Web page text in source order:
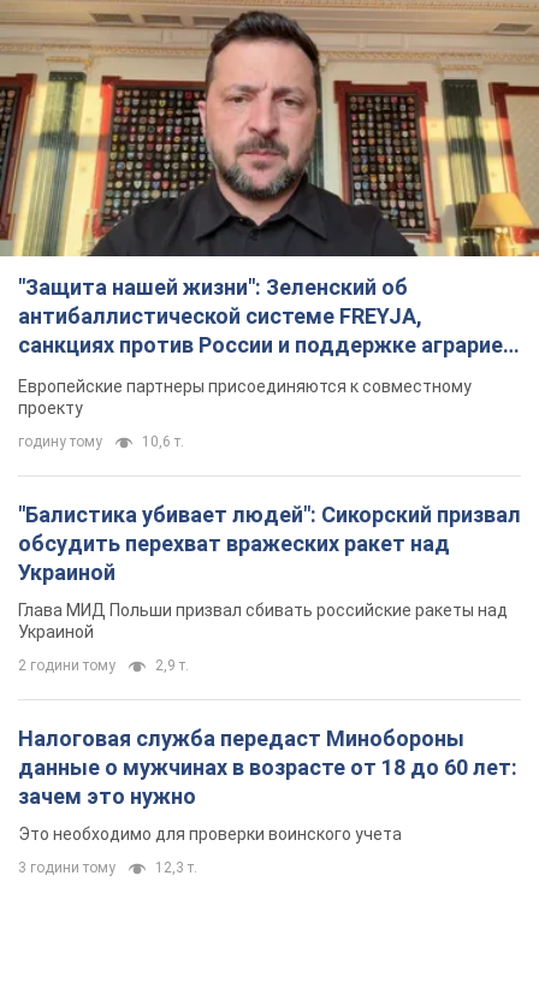
"Защита нашей жизни": Зеленский об
антибаллистической системе FREYJA,
санкциях против России и поддержке аграриев.
Видео
Европейские партнеры присоединяются к совместному
проекту
годину тому 10,6 т.
"Балистика убивает людей": Сикорский призвал
обсудить перехват вражеских ракет над
Украиной
Глава МИД Польши призвал сбивать российские ракеты над
Украиной
2 години тому 2,9 т.
Налоговая служба передаст Минобороны
данные о мужчинах в возрасте от 18 до 60 лет:
зачем это нужно
Это необходимо для проверки воинского учета
3 години тому 12,3 т.